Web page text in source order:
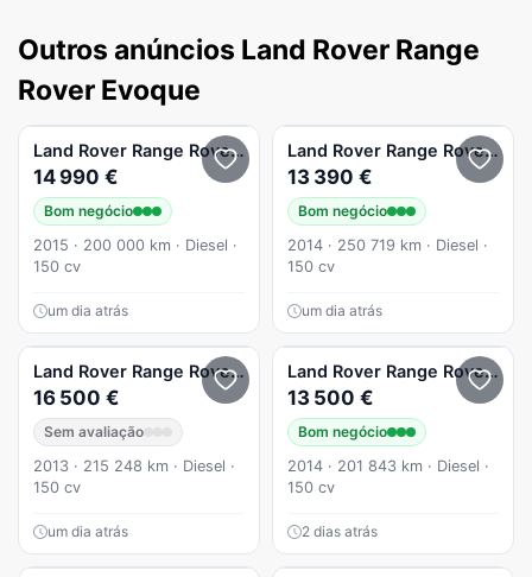
Outros anúncios Land Rover Range
Rover Evoque
Land Rover Range Rover Evoque eD4 Dynamic
14 990 €
Bom negócio
2015 · 200 000 km · Diesel ·
150 cv
um dia atrás
Land Rover Range Rover Evoque
13 390 €
Bom negócio
2014 · 250 719 km · Diesel ·
150 cv
um dia atrás
Land Rover Range Rover Evoque eD4 Dynamic
16 500 €
Sem avaliação
2013 · 215 248 km · Diesel ·
150 cv
um dia atrás
Land Rover Range Rover Evoque
13 500 €
Bom negócio
2014 · 201 843 km · Diesel ·
150 cv
2 dias atrás